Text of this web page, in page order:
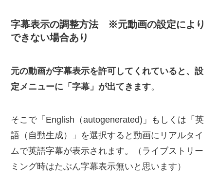
字幕表示の調整方法 ※元動画の設定により
できない場合あり
元の動画が字幕表示を許可してくれていると、設
定メニューに「字幕」が出てきます。
そこで「English（autogenerated)」もしくは「英
語（自動生成）」を選択すると動画にリアルタイ
ムで英語字幕が表示されます。（ライブストリー
ミング時はたぶん字幕表示無いと思います）